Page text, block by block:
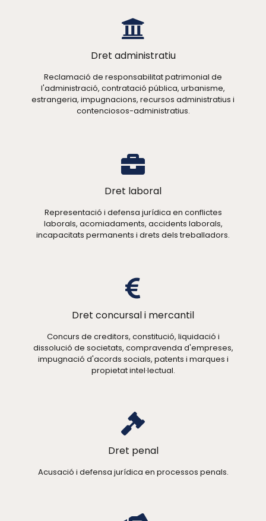
Dret administratiu
Reclamació de responsabilitat patrimonial de
l'administració, contratació pública, urbanisme,
estrangeria, impugnacions, recursos administratius i
contenciosos-administratius.
Dret laboral
Representació i defensa jurídica en conflictes
laborals, acomiadaments, accidents laborals,
incapacitats permanents i drets dels treballadors.
Dret concursal i mercantil
Concurs de creditors, constitució, liquidació i
dissolució de societats, compravenda d'empreses,
impugnació d'acords socials, patents i marques i
propietat intel·lectual.
Dret penal
Acusació i defensa jurídica en processos penals.